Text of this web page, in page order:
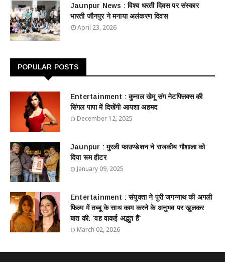
Jaunpur News : विश्व धरती दिवस पर संस्कार
भारती जौनपुर ने मनाया अलंकरण दिवस
April 23, 2026
POPULAR POSTS
Entertainment : ​​​​कुनाल खेमू संग नेटफ्लिक्स की
सिंगल पापा में दिखेंगी आयशा अहमद
December 12, 2025
Jaunpur : ​मुरली फाउण्डेशन ने राजकीय गौशाला को
दिया रूम हीटर
January 09, 2025
Entertainment : ​संयुक्ता ने पुरी जगन्नाथ की अगली
फिल्म में तब्बू के साथ काम करने के अनुभव पर खुलकर
बात की: 'वह वाकई अद्भुत हैं'
March 02, 2026